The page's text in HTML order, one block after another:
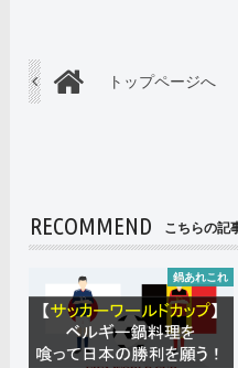
トップページへ
RECOMMEND こちらの記
鍋あれこれ